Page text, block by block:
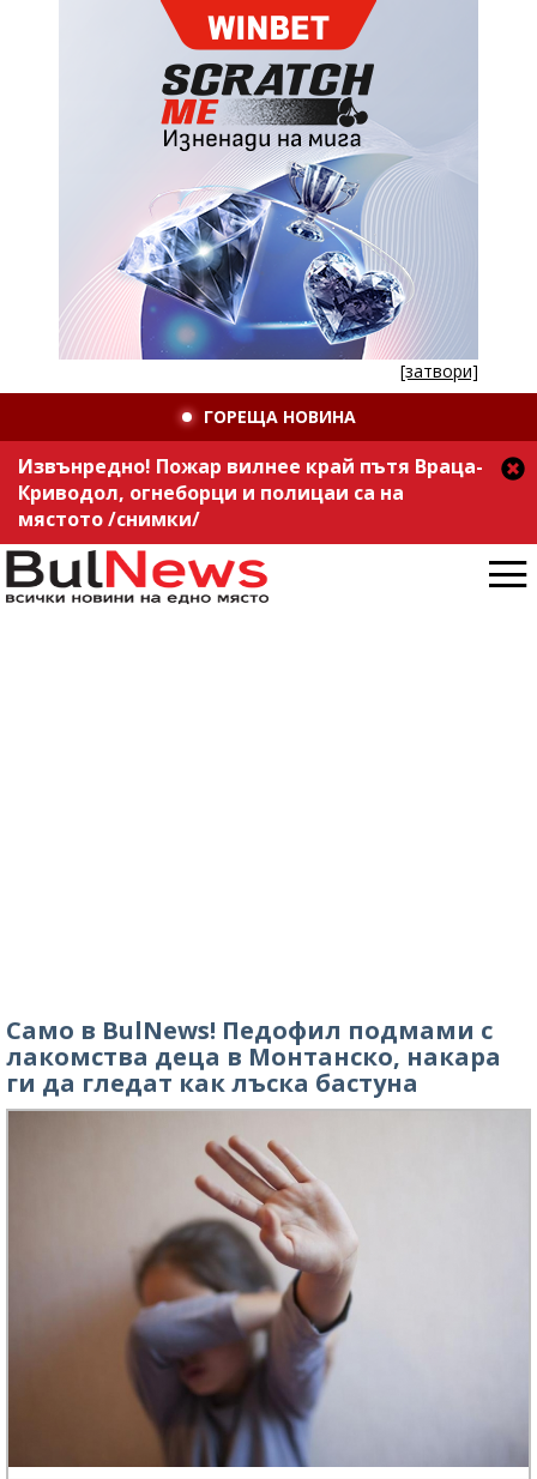
[затвори]
ГОРЕЩА НОВИНА
Извънредно! Пожар вилнее край пътя Враца-
Криводол, огнеборци и полицаи са на
мястото /снимки/
Само в BulNews! Педофил подмами с
лакомства деца в Монтанско, накара
ги да гледат как лъска бастуна